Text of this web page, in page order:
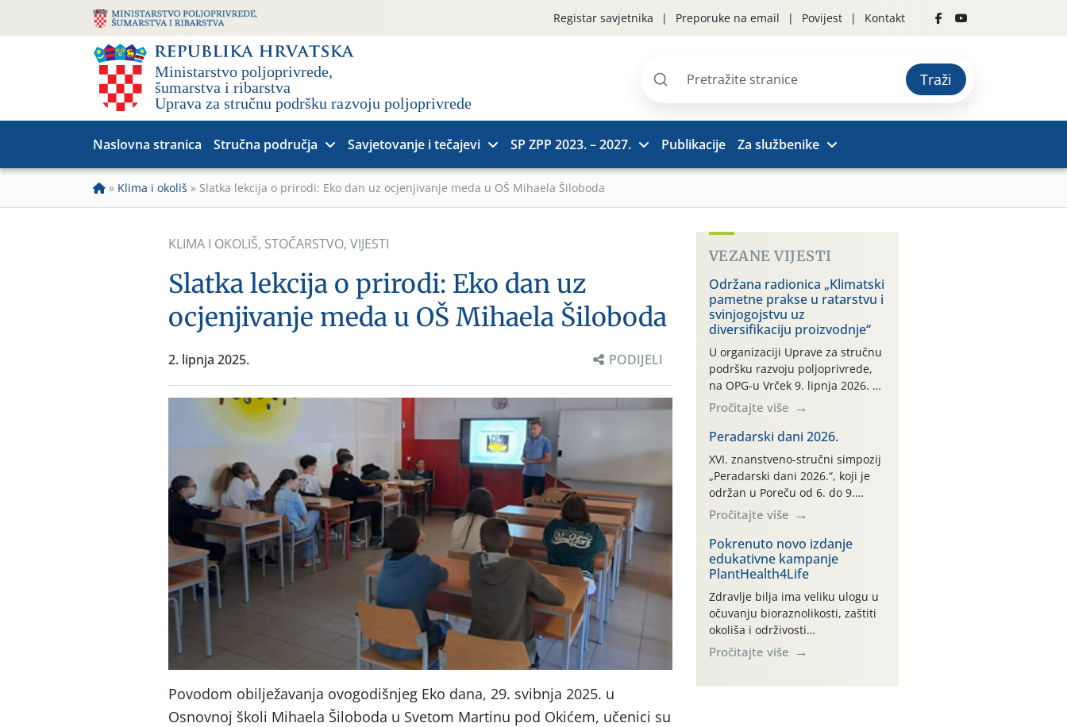
Registar savjetnika Preporuke na email Povijest Kontakt
Pretraži
Traži
Naslovna stranica Stručna područja Savjetovanje i tečajevi SP ZPP 2023. – 2027. Publikacije Za službenike
» Klima i okoliš » Slatka lekcija o prirodi: Eko dan uz ocjenjivanje meda u OŠ Mihaela Šiloboda
KLIMA I OKOLIŠ, STOČARSTVO, VIJESTI
Slatka lekcija o prirodi: Eko dan uz
ocjenjivanje meda u OŠ Mihaela Šiloboda
2. lipnja 2025. PODIJELI
Povodom obilježavanja ovogodišnjeg Eko dana, 29. svibnja 2025. u
Osnovnoj školi Mihaela Šiloboda u Svetom Martinu pod Okićem, učenici su
VEZANE VIJESTI
Održana radionica „Klimatski
pametne prakse u ratarstvu i
svinjogojstvu uz
diversifikaciju proizvodnje“
U organizaciji Uprave za stručnu
podršku razvoju poljoprivrede,
na OPG-u Vrček 9. lipnja 2026. u
Varaždinu, održana je
interaktivna radionica pod
nazivom “Klimatski pametne
prakse u ratarstvu i svinjogojstvu
uz diversifikaciju proizvodnje”.
Radionica je organizirana u
sklopu međunarodnog projekta
Climate Farm Demo (CFD) te
stručnih radnih skupina „Klima i
okoliš“ i „Ratarstvo“. Ovaj
demonstracijski događaj, […]
Pročitajte više
Peradarski dani 2026.
XVI. znanstveno-stručni simpozij
„Peradarski dani 2026.“, koji je
održan u Poreču od 6. do 9.
svibnja 2026. godine, jedan je od
najvažnijih stručnih skupova iz
područja peradarstva u
Hrvatskoj i široj regiji.
Pročitajte više
Pokrenuto novo izdanje
edukativne kampanje
PlantHealth4Life
Zdravlje bilja ima veliku ulogu u
očuvanju bioraznolikosti, zaštiti
okoliša i održivosti
poljoprivredne proizvodnje.
PlantHealth4Life potiče građane
Pročitajte više